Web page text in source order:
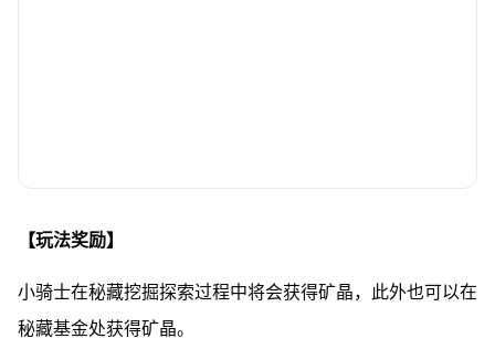
【玩法奖励】
小骑士在秘藏挖掘探索过程中将会获得矿晶，此外也可以在
秘藏基金处获得矿晶。